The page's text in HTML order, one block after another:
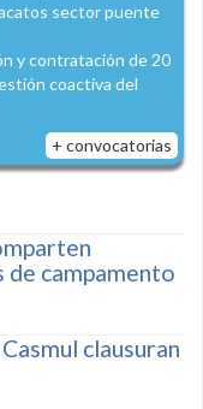
sector puente
y contratación de 20
coactiva del
+ convocatorias
de campamento
clausuran